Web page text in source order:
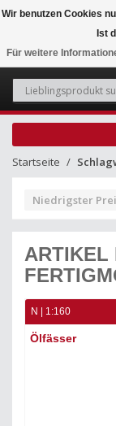
Startseite
Niedrigster
ARTIKEL
N | 1:160
Ölfässer
Wir benutzen Cookies
Ist
Für weitere